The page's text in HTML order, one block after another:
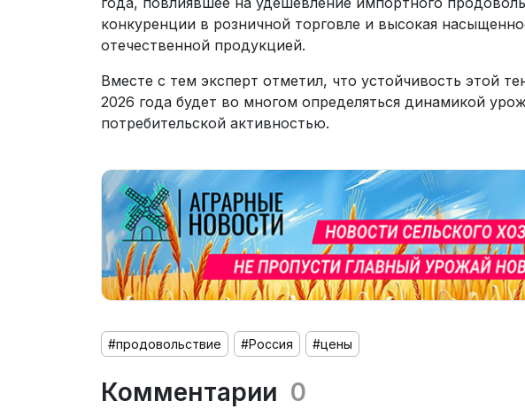
конкуренции в розничной торговле и высокая
отечественной продукцией.
Вместе с тем эксперт отметил, что устойчивость этой
2026 года будет во многом определяться динамикой
потребительской активностью.
#продовольствие #Россия #цены
Комментарии 0